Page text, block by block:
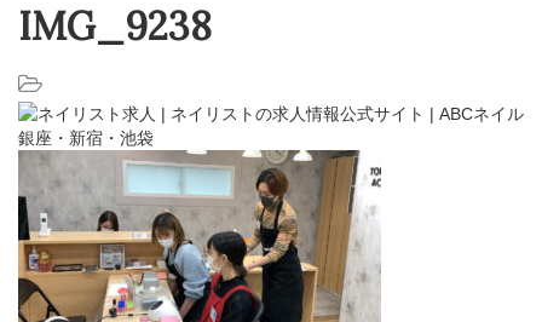
v
i
t
v
IMG_9238